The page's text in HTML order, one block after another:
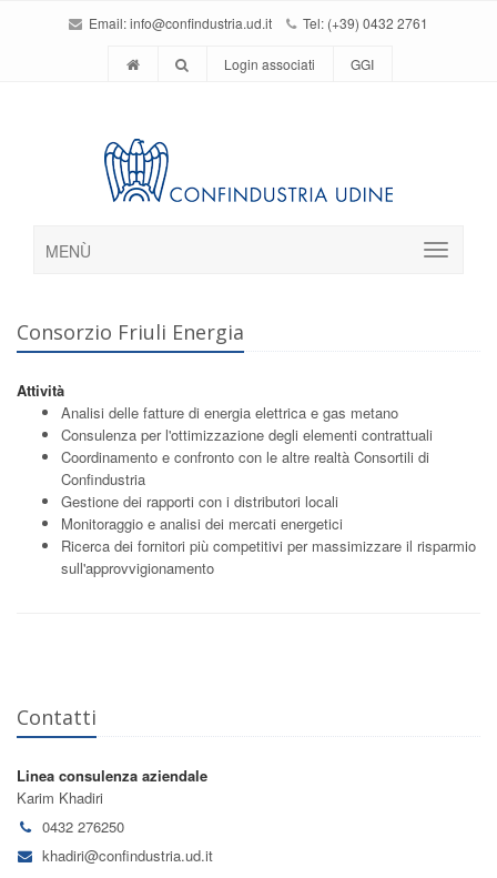
Email:info@confindustria.ud.it Tel: (+39) 0432 2761
Login associati GGI
MENÙ
Consorzio Friuli Energia
Attività
Analisi delle fatture di energia elettrica e gas metano
Consulenza per l'ottimizzazione degli elementi contrattuali
Coordinamento e confronto con le altre realtà Consortili di
Confindustria
Gestione dei rapporti con i distributori locali
Monitoraggio e analisi dei mercati energetici
Ricerca dei fornitori più competitivi per massimizzare il risparmio
sull'approvvigionamento
Contatti
Linea consulenza aziendale
Karim Khadiri
0432 276250
khadiri@confindustria.ud.it